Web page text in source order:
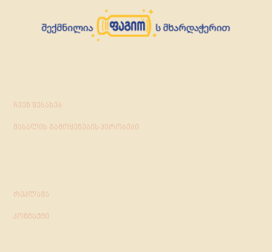
ჩვენ შესახებ
მასალის გამოყენების პირობები
რეკლამა
კონტაქტი